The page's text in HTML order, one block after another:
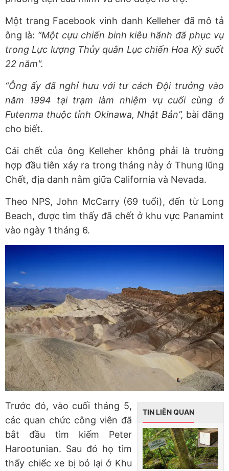
Một trang Facebook vinh danh Kelleher đã mô tả
ông là: “Một cựu chiến binh kiêu hãnh đã phục vụ
trong Lực lượng Thủy quân Lục chiến Hoa Kỳ suốt
22 năm".
“Ông ấy đã nghỉ hưu với tư cách Đội trưởng vào
năm 1994 tại trạm làm nhiệm vụ cuối cùng ở
Futenma thuộc tỉnh Okinawa, Nhật Bản”, bài đăng
cho biết.
Cái chết của ông Kelleher không phải là trường
hợp đầu tiên xảy ra trong tháng này ở Thung lũng
Chết, địa danh nằm giữa California và Nevada.
Theo NPS, John McCarry (69 tuổi), đến từ Long
Beach, được tìm thấy đã chết ở khu vực Panamint
vào ngày 1 tháng 6.
TIN LIÊN QUAN
Trước đó, vào cuối tháng 5,
các quan chức công viên đã
bắt đầu tìm kiếm Peter
Harootunian. Sau đó họ tìm
thấy chiếc xe bị bỏ lại ở Khu